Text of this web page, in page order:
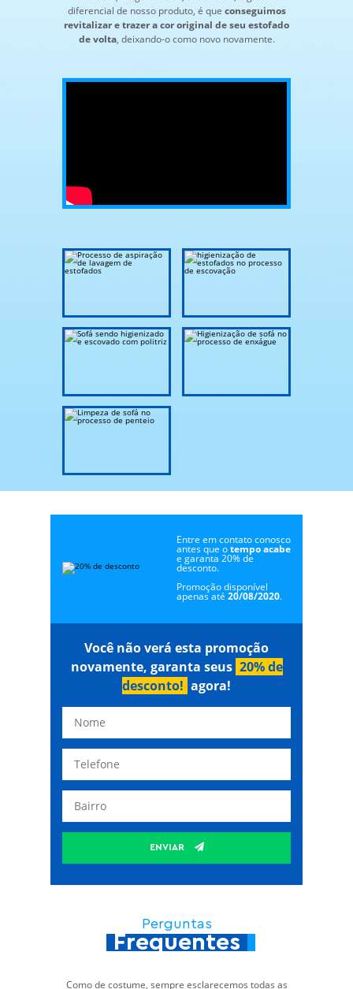
diferencial de nosso produto, é que conseguimos
revitalizar e trazer a cor original de seu estofado
de volta, deixando-o como novo novamente.
Entre em contato conosco
antes que otempo acabe
e garanta 20% de
desconto.
Promoção disponível
apenas até 20/08/2020.
Você não verá esta promoção
novamente, garanta seus 20% de
desconto! agora!
ENVIAR
Perguntas
Frequentes
Como de costume, sempre esclarecemos todas as